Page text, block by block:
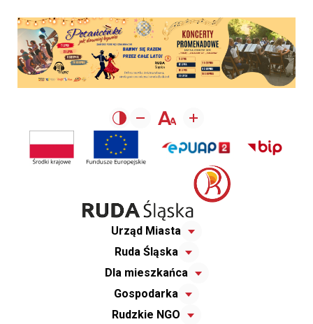
Urząd Miasta
Ruda Śląska
Dla mieszkańca
Gospodarka
Rudzkie NGO